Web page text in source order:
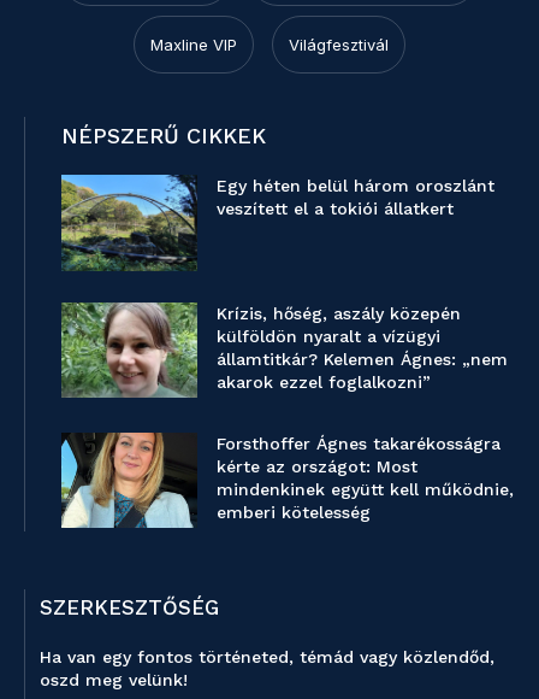
Maxline VIP Világfesztivál
NÉPSZERŰ CIKKEK
Egy héten belül három oroszlánt
veszített el a tokiói állatkert
Krízis, hőség, aszály közepén
külföldön nyaralt a vízügyi
államtitkár? Kelemen Ágnes: „nem
akarok ezzel foglalkozni”
Forsthoffer Ágnes takarékosságra
kérte az országot: Most
mindenkinek együtt kell működnie,
emberi kötelesség
SZERKESZTŐSÉG
Ha van egy fontos történeted, témád vagy közlendőd,
oszd meg velünk!